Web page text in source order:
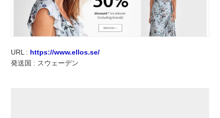
バイマの疑問に現役パーソナルショッパーが答えてみた
バイマ活動の疑問に売れっ子現役バイヤーが答えてみた
URL : https://www.ellos.se/
発送国 : スウェーデン